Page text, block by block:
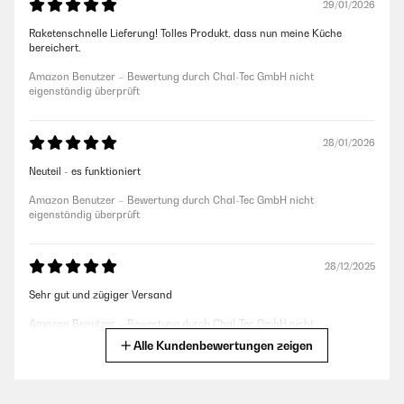
29/01/2026
Raketenschnelle Lieferung! Tolles Produkt, dass nun meine Küche
bereichert.
Amazon Benutzer – Bewertung durch Chal-Tec GmbH nicht
eigenständig überprüft
28/01/2026
Neuteil - es funktioniert
Amazon Benutzer – Bewertung durch Chal-Tec GmbH nicht
eigenständig überprüft
28/12/2025
Sehr gut und zügiger Versand
Amazon Benutzer – Bewertung durch Chal-Tec GmbH nicht
eigenständig überprüftAlle Kundenbewertungen zeigen